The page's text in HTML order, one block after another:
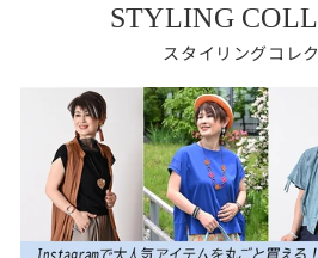
STYLING
スタイリングコレ